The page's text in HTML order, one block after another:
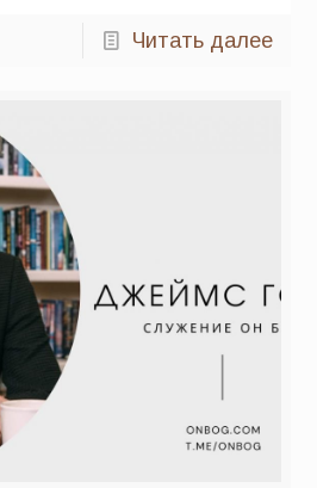
Читать далее